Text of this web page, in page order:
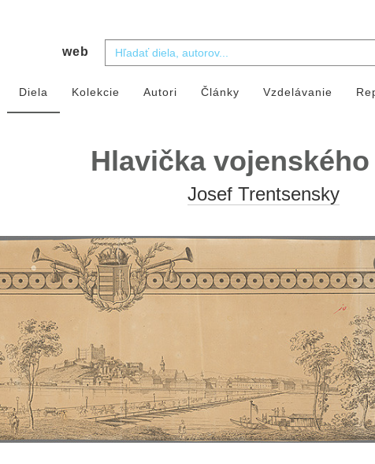
web
Diela Kolekcie Autori Články Vzdelávanie
Hlavička
Josef Trentsensky